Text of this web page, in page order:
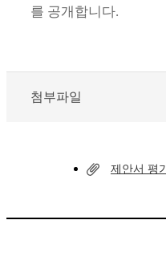
를 공개합니다.
첨부파일
제안서 평